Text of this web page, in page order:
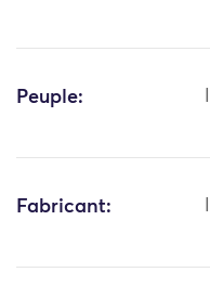
Peuple:
Fabricant: